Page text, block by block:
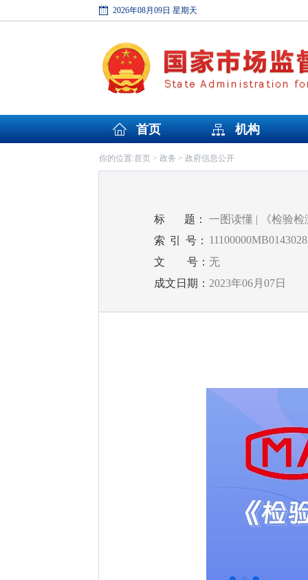
2026年08月09日 星期天
首页 机构
你的位置:首页> 政务 > 政府信息公开
标 题：
一图读懂 | 《检验
索 引 号：
文
号： 无
成文日期： 2023年06月07日